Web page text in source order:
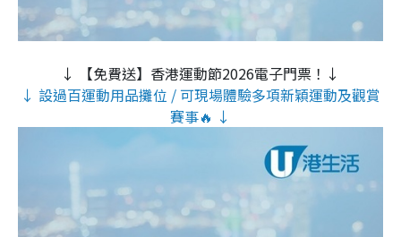
↓ 【免費送】香港運動節2026電子門票！↓
↓ 設過百運動用品攤位 / 可現場體驗多項新穎運動及觀賞
賽事🔥 ↓